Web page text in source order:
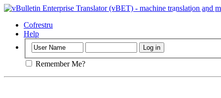
Pwysig: Mae'r
Cofrestru
Help
Remember Me?